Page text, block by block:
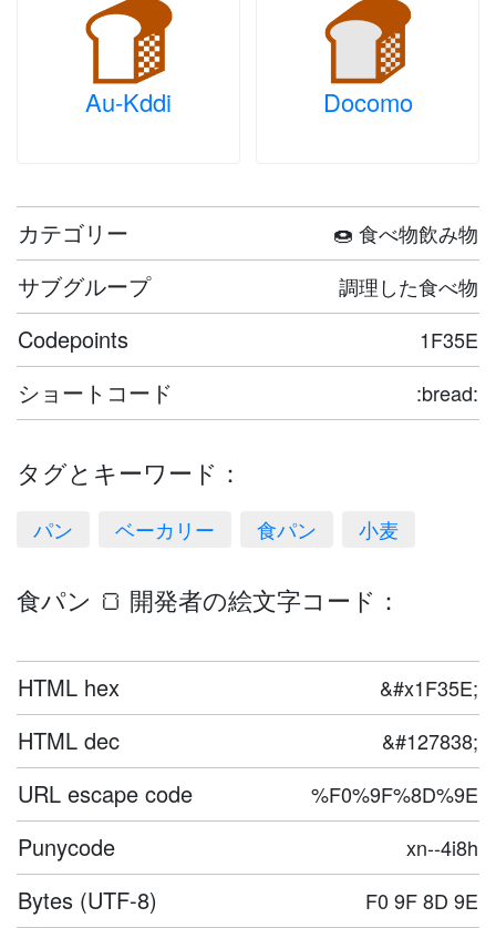
Au-Kddi Docomo
カテゴリー 🍩 食べ物飲み物
サブグループ 調理した食べ物
Codepoints 1F35E
ショートコード :bread:
タグとキーワード：
パン ベーカリー 食パン 小麦
食パン 🍞 開発者の絵文字コード：
HTML hex &#x1F35E;
HTML dec &#127838;
URL escape code %F0%9F%8D%9E
Punycode xn--4i8h
Bytes (UTF-8) F0 9F 8D 9E